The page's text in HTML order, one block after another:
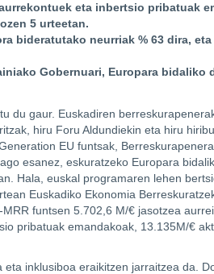
eta inbertsio pribatuak
5 urteetan.
bideratutako neurriak % 63 dira,
Gobernuari, Europara bidaliko
du gaur. Euskadiren
hiru Foru Aldundiekin eta hiru
EU funtsak,
esanez, eskuratzeko Europara
Hala, euskal programaren lehen
Euskadiko Ekonomia
funtsen 5.702,6 M/€ jasotzea
pribatuak emandakoak, 13.135M/€
inklusiboa eraikitzen jarraitzea da.